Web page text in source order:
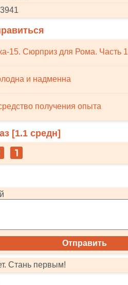
3941
15. Сюрприз для Рома. Часть 1
и надменна
получения опыта
[1.1 средн]
Стань первым!